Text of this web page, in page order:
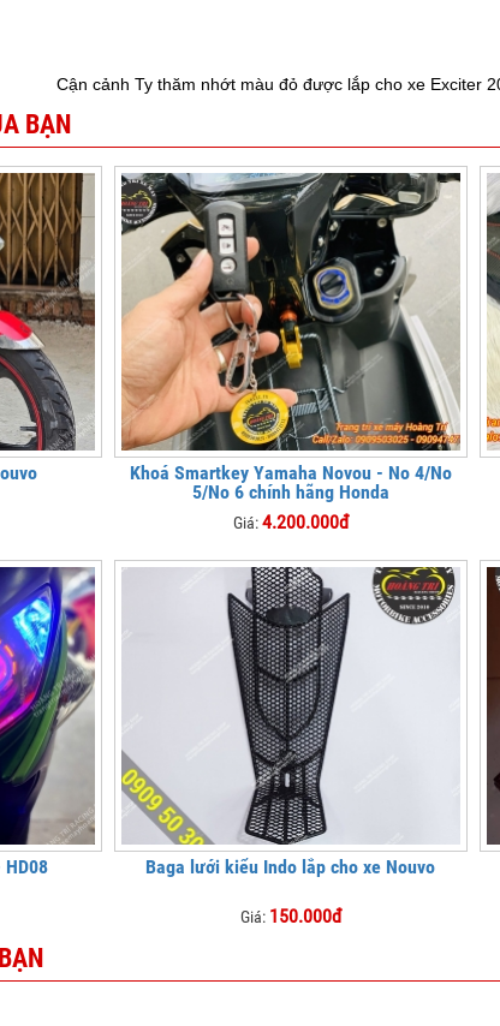
Cận cảnh Ty thăm nhớt màu đỏ được lắp cho xe Exciter
BẠN
Khoá Smartkey Yamaha Novou - No 4/No
5/No 6 chính hãng Honda
Giá:4.200.000đ
Baga lưới kiểu Indo lắp cho xe Nouvo
Giá: 150.000đ